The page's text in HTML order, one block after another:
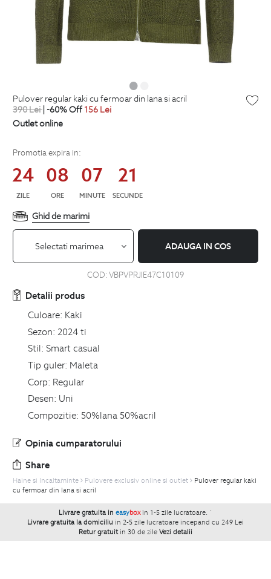
pulover regular kaki cu fermoar din lana si acril
390Lei| -60% Off 156 Lei
Outlet online
Promotia expira in:
24
ZILE
08
ORE
07
MINUTE
21
SECUNDE
Ghid de marimi
Selectati marimea ADAUGA IN COS
COD:VBPVPRJIE47C10109
Detalii produs
Culoare: Kaki
Sezon: 2024 ti
Stil: Smart casual
Tip guler: Maleta
Corp: Regular
Desen: Uni
Compozitie: 50%lana 50%acril
Opinia cumparatorului
Share
Haine si Incaltaminte Pulovere exclusiv online si outlet
Pulover regular kaki
cu fermoar din lana si acril
Livrare gratuita in easybox in 1-5 zile lucratoare. `
Livrare gratuita la domiciliu in 2-5 zile lucratoare incepand cu 249 Lei
Retur gratuit in 30 de zile Vezi detalii